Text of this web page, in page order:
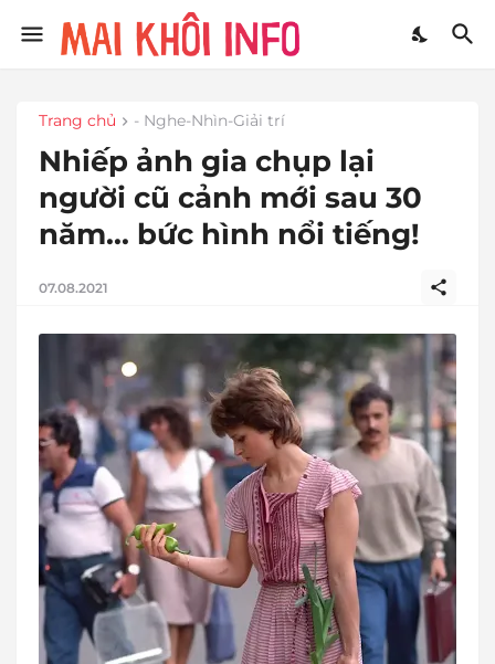
Trang chủ - Nghe-Nhìn-Giải trí
Nhiếp ảnh gia chụp lại
người cũ cảnh mới sau 30
năm... bức hình nổi tiếng!
07.08.2021